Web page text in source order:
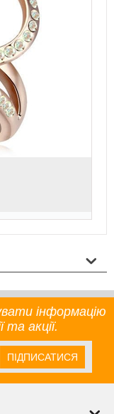
інформацію
та акції.
ПІДПИСАТИСЯ